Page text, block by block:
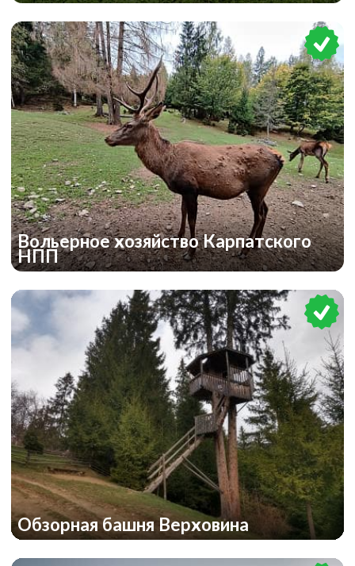
Вольерное хозяйство Карпатского
НПП
Обзорная башня Верховина